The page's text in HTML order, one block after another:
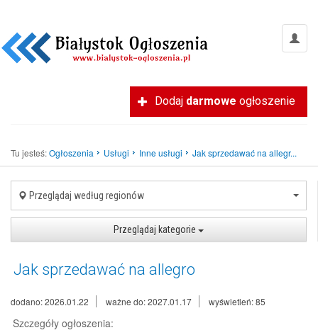
Dodaj darmowe ogłoszenie
Tu jesteś:Ogłoszenia Usługi Inne usługi Jak sprzedawać na allegr...
Przeglądaj według regionów
Przeglądaj kategorie
Jak sprzedawać na allegro
dodano: 2026.01.22 ważne do: 2027.01.17 wyświetleń: 85
Szczegóły ogłoszenia: